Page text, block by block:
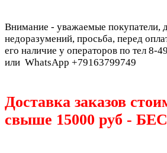
Внимание - уважаемые покупатели,
недоразумений, просьба, перед
его наличие у операторов по тел 8-
или WhatsApp +79163799749
Доставка заказов
свыше 15000 руб -